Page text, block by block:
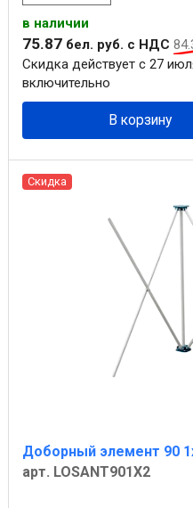
в наличии
75.87 бел. руб. с НДС 84.
Скидка действует с 27
включительно
В корзину
Скидка
Доборный элемент 90
арт. LOSANT901X2